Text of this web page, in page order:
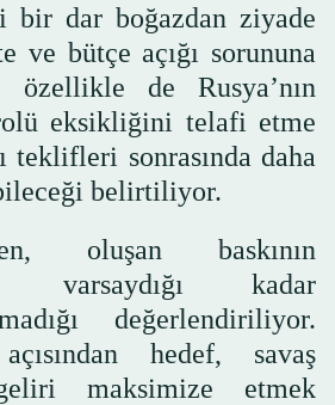
bir dar boğazdan ziyade
bütçe açığı sorununa
özellikle de Rusya’nın
eksikliğini telafi etme
teklifleri sonrasında daha
belirtiliyor.
oluşan baskının
varsaydığı kadar
değerlendiriliyor.
hedef, savaş
maksimize etmek